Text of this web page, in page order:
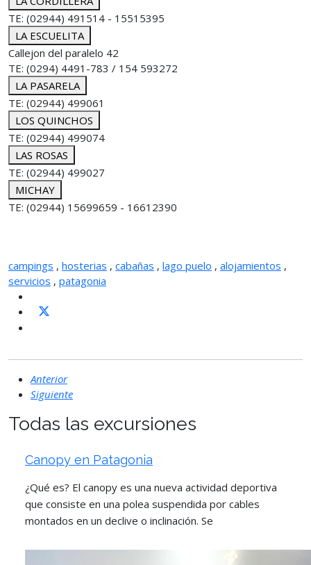
TE: (02944) 491514 - 15515395
LA ESCUELITA
Callejon del paralelo 42
TE: (0294) 4491-783 / 154 593272
LA PASARELA
TE: (02944) 499061
LOS QUINCHOS
TE: (02944) 499074
LAS ROSAS
TE: (02944) 499027
MICHAY
TE: (02944) 15699659 - 16612390
campings , hosterias , cabañas , lago puelo , alojamientos ,
servicios , patagonia
Anterior
Siguiente
Todas las excursiones
Canopy en Patagonia
¿Qué es? El canopy es una nueva actividad deportiva
que consiste en una polea suspendida por cables
montados en un declive o inclinación. Se